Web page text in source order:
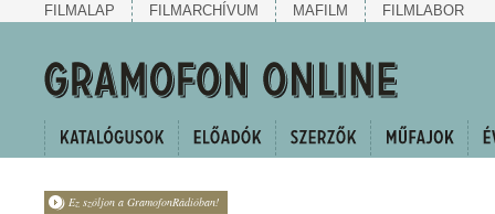
FILMALAP FILMARCHÍVUM MAFILM FILMLABOR
Ez szóljon a GramofonRádióban!